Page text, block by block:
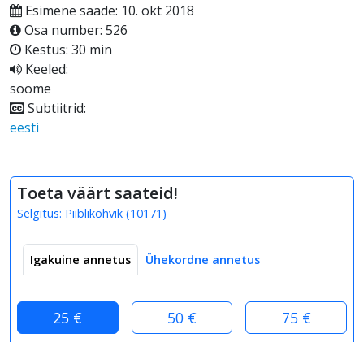
Esimene saade: 10. okt 2018
Osa number: 526
Kestus: 30 min
Keeled:
soome
Subtiitrid:
eesti
Toeta väärt saateid!
Selgitus: Piiblikohvik (10171 )
Igakuine annetus Ühekordne annetus
25 € 50 € 75 €